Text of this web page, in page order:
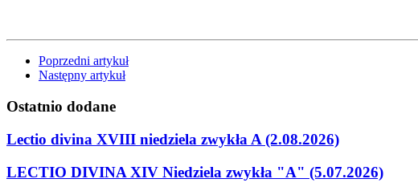
Poprzedni artykuł
Następny artykuł
Ostatnio dodane
Lectio divina XVIII niedziela zwykła A (2.08.2026)
LECTIO DIVINA XIV Niedziela zwykła "A" (5.07.2026)